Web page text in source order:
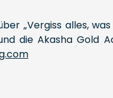
„Vergiss alles,
die Akasha Gold